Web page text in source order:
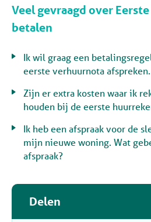
Veel gevraagd over Eerste verhuurnota
betalen
Ik wil graag een betalingsregeling voor mijn
eerste verhuurnota
Zijn er extra kosten waar ik rekening mee moet
houden bij de eerste
Ik heb een afspraak voor de sleuteluitgifte van
mijn nieuwe woning. Wat
afspraak?
Delen